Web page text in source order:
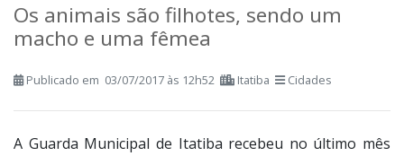
Os animais são filhotes, sendo um
macho e uma fêmea
Publicado em 03/07/2017 às 12h52 Itatiba Cidades
A Guarda Municipal de Itatiba recebeu no último mês